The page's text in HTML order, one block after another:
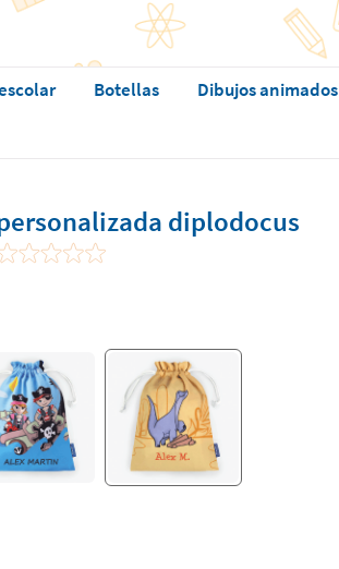
Botellas Dibujos animados
diplodocus